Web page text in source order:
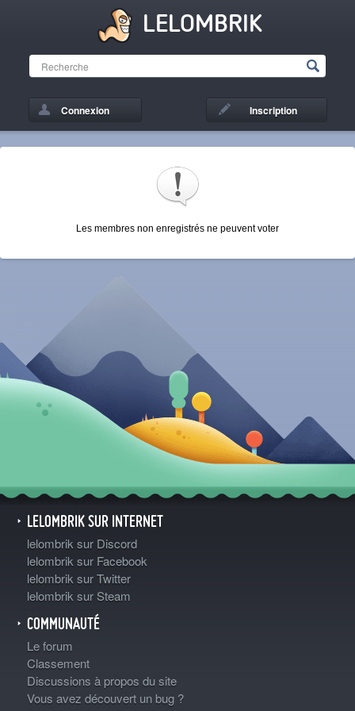
LELOMBRIK
Connexion Inscription
Les membres non enregistrés ne peuvent voter
LELOMBRIK SUR INTERNET
lelombrik sur Discord
lelombrik sur Facebook
lelombrik sur Twitter
lelombrik sur Steam
COMMUNAUTÉ
Le forum
Classement
Discussions à propos du site
Vous avez découvert un bug ?